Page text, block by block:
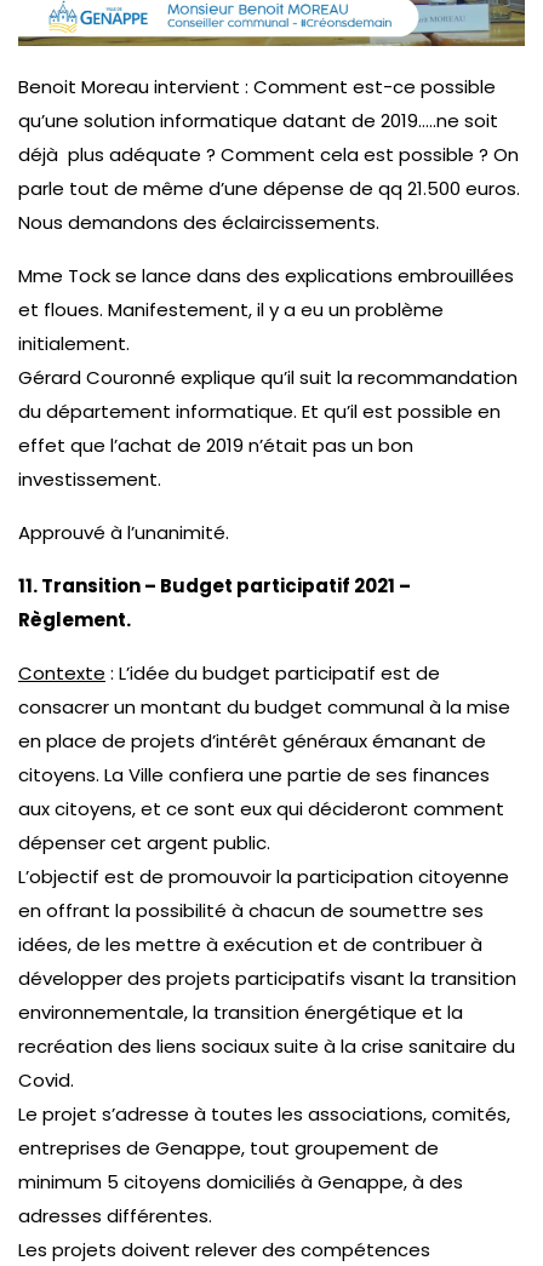
Benoit Moreau intervient : Comment est-ce possible
qu’une solution informatique datant de 2019…..ne soit
déjà plus adéquate ? Comment cela est possible ? On
parle tout de même d’une dépense de qq 21.500 euros.
Nous demandons des éclaircissements.
Mme Tock se lance dans des explications embrouillées
et floues. Manifestement, il y a eu un problème
initialement.
Gérard Couronné explique qu’il suit la recommandation
du département informatique. Et qu’il est possible en
effet que l’achat de 2019 n’était pas un bon
investissement.
Approuvé à l’unanimité.
11. Transition – Budget participatif 2021 –
Règlement.
Contexte : L’idée du budget participatif est de
consacrer un montant du budget communal à la mise
en place de projets d’intérêt généraux émanant de
citoyens. La Ville confiera une partie de ses finances
aux citoyens, et ce sont eux qui décideront comment
dépenser cet argent public.
L’objectif est de promouvoir la participation citoyenne
en offrant la possibilité à chacun de soumettre ses
idées, de les mettre à exécution et de contribuer à
développer des projets participatifs visant la transition
environnementale, la transition énergétique et la
recréation des liens sociaux suite à la crise sanitaire du
Covid.
Le projet s’adresse à toutes les associations, comités,
entreprises de Genappe, tout groupement de
minimum 5 citoyens domiciliés à Genappe, à des
adresses différentes.
Les projets doivent relever des compétences